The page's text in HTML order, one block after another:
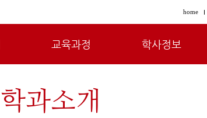
home
교육과정 학사정보
학과소개